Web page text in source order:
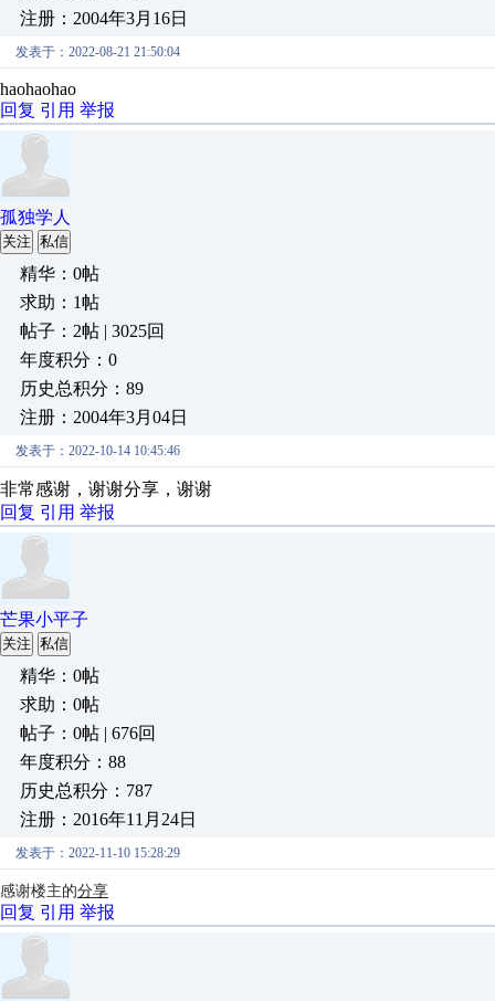
注册：2004年3月16日
发表于：2022-08-21 21:50:04
haohaohao
回复 引用 举报
孤独学人
关注 私信
精华：0帖
求助：1帖
帖子：2帖 | 3025回
年度积分：0
历史总积分：89
注册：2004年3月04日
发表于：2022-10-14 10:45:46
非常感谢，谢谢分享，谢谢
回复 引用 举报
芒果小平子
关注 私信
精华：0帖
求助：0帖
帖子：0帖 | 676回
年度积分：88
历史总积分：787
注册：2016年11月24日
发表于：2022-11-10 15:28:29
感谢楼主的分享
回复 引用 举报